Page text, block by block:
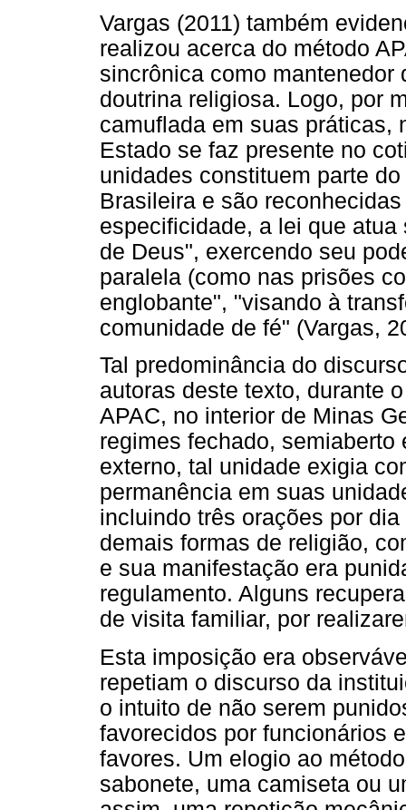
Vargas (2011) também
realizou acerca do método
sincrônica como mantenedor
doutrina religiosa. Logo, por
camuflada em suas práticas,
Estado se faz presente no
unidades constituem parte
Brasileira e são
especificidade, a lei que
de Deus", exercendo seu
paralela (como nas prisões
englobante", "visando à
comunidade de fé" (Vargas,
Tal predominância do
autoras deste texto, durante
APAC, no interior de Minas
regimes fechado,
externo, tal unidade exigia
permanência em suas
incluindo três orações por
demais formas de religião,
e sua manifestação era
regulamento. Alguns
de visita familiar, por
Esta imposição era
repetiam o discurso da
o intuito de não serem
favorecidos por funcionários
favores. Um elogio ao
sabonete, uma camiseta ou